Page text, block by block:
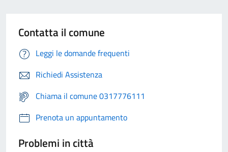
Contatta il comune
Leggi le domande frequenti
Richiedi Assistenza
Chiama il comune 0317776111
Prenota un appuntamento
Problemi in città